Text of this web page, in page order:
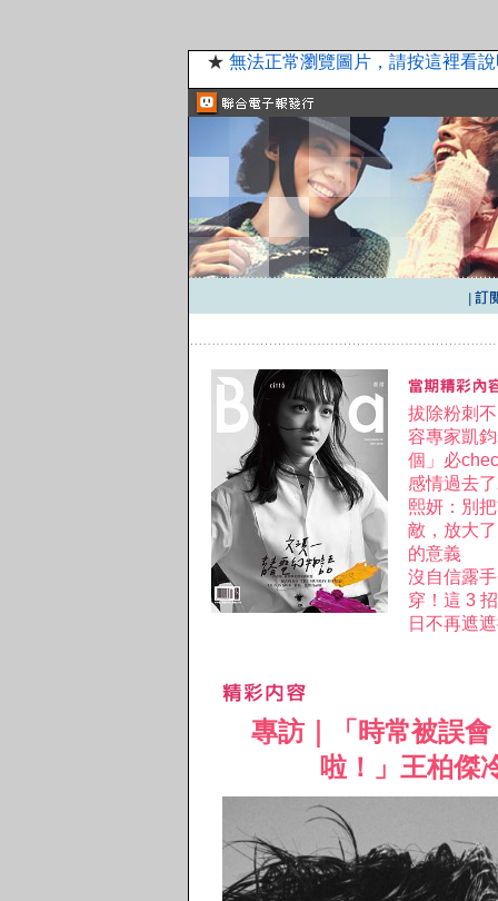
★ 無法正常瀏覽圖片，請按這裡看
拔除粉刺
容專家凱
個」必
感情過去
熙妍：別
敵，放大
的意義
沒自信露
穿！這 3
日不再遮
專訪｜「時常被誤
啦！」王柏傑